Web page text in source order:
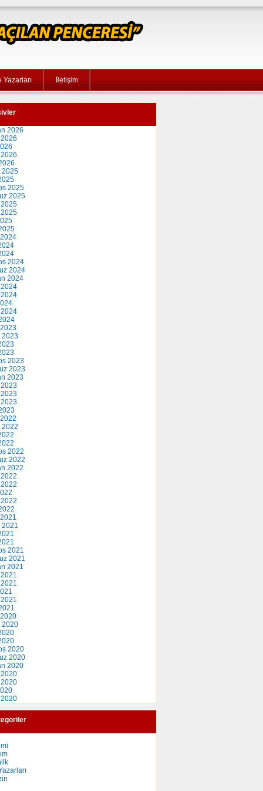
Yazarları İletişim
2026
2026
2025
2025
2025
2025
2024
2024
2024
2024
2023
2023
2023
2023
2023
2022
2022
2022
2022
2022
2021
2021
2021
2021
2021
2020
2020
2020
2020
2020